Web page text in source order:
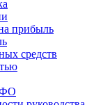
прибыль
средств